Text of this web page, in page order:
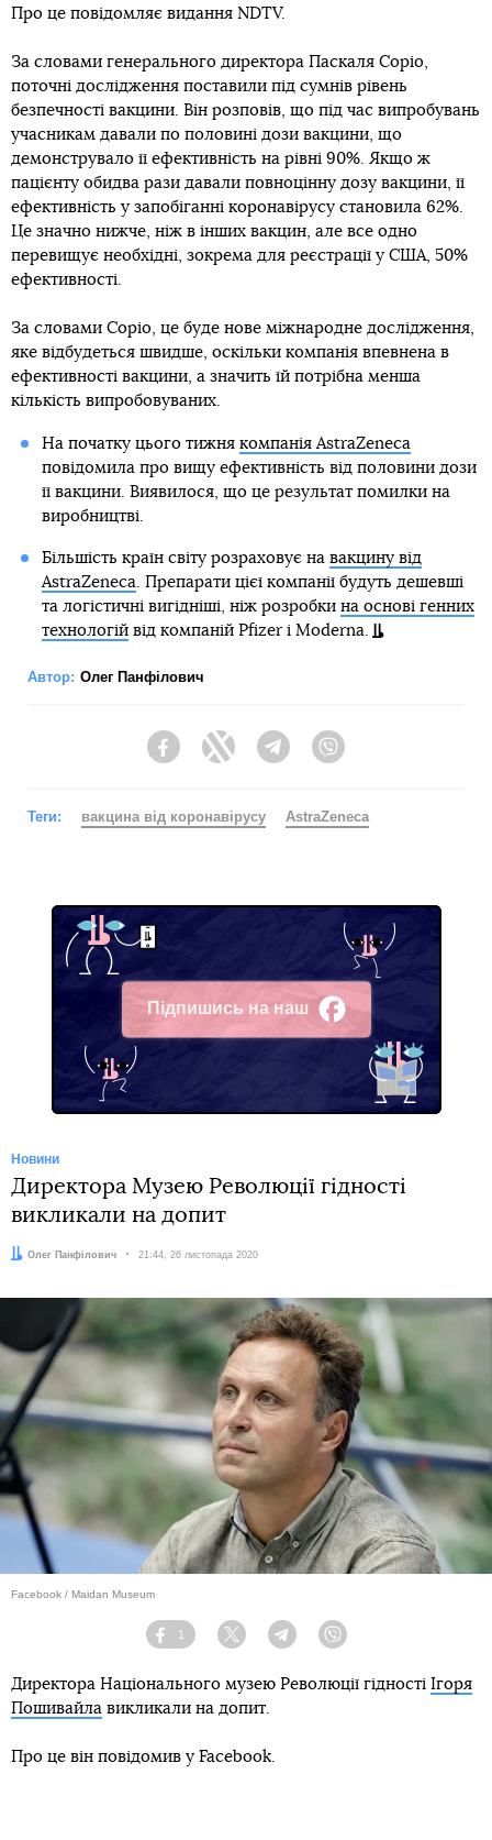
Про це повідомляє видання NDTV.
За словами генерального директора Паскаля Соріо,
поточні дослідження поставили під сумнів рівень
безпечності вакцини. Він розповів, що під час випробувань
учасникам давали по половині дози вакцини, що
демонструвало її ефективність на рівні 90%. Якщо ж
пацієнту обидва рази давали повноцінну дозу вакцини, її
ефективність у запобіганні коронавірусу становила 62%.
Це значно нижче, ніж в інших вакцин, але все одно
перевищує необхідні, зокрема для реєстрації у США, 50%
ефективності.
За словами Соріо, це буде нове міжнародне дослідження,
яке відбудеться швидше, оскільки компанія впевнена в
ефективності вакцини, а значить їй потрібна менша
кількість випробовуваних.
На початку цього тижня компанія AstraZeneca
повідомила про вищу ефективність від половини дози
її вакцини. Виявилося, що це результат помилки на
виробництві.
Більшість країн світу розраховує на вакцину від
AstraZeneca . Препарати цієї компанії будуть дешевші
та логістичні вигідніші, ніж розробки на основі генних
технологійвід компаній Pfizer і Moderna.
Автор: Олег Панфілович
FacebookTwitter Telegram
Теги: вакцина від коронавірусу AstraZeneca
Підпишись на наш
Facebook
Новини
Директора Музею Революції гідності
викликали на допит
Автор:
Олег Панфілович Дата:
21:44, 26 листопада 2020
Facebook / Maidan Museum
Facebook
1
Twitter TelegramViber
Директора Національного музею Революції гідності Ігоря
Пошивайла викликали на допит.
Про це він повідомив у Facebook.